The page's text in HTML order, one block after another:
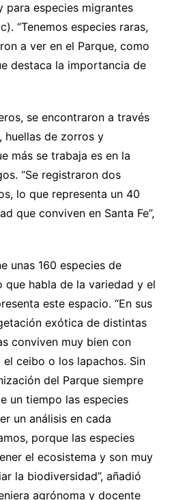
para especies migrantes
“Tenemos especies raras,
a ver en el Parque, como
destaca la importancia de
se encontraron a través
huellas de zorros y
más se trabaja es en la
“Se registraron dos
lo que representa un 40
que conviven en Santa Fe”,
unas 160 especies de
habla de la variedad y el
este espacio. “En sus
exótica de distintas
conviven muy bien con
ceibo o los lapachos. Sin
del Parque siempre
un tiempo las especies
un análisis en cada
porque las especies
el ecosistema y son muy
la biodiversidad”, añadió
agrónoma y docente